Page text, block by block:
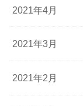
2021年4月
2021年3月
2021年2月